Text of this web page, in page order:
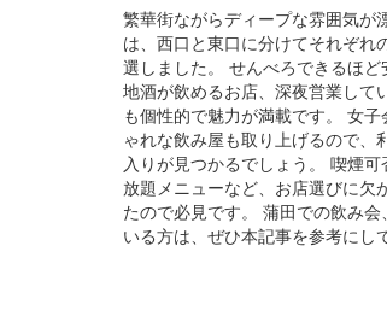
繁華街ながらディープな雰囲気が
は、西口と東口に分けてそれぞれ
選しました。 せんべろできるほ
地酒が飲めるお店、深夜営業して
も個性的で魅力が満載です。 女
ゃれな飲み屋も取り上げるので、
入りが見つかるでしょう。 喫煙
放題メニューなど、お店選びに欠
たので必見です。 蒲田での飲み
いる方は、ぜひ本記事を参考にし